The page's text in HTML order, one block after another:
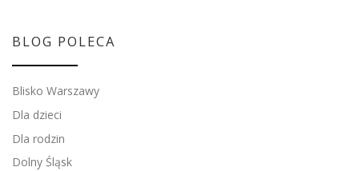
BLOG POLECA
Blisko Warszawy
Dla dzieci
Dla rodzin
Dolny Śląsk